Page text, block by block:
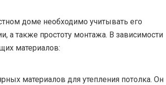
доме необходимо учитывать его
а также простоту монтажа. В зависимости
материалов:
материалов для утепления потолка. Он